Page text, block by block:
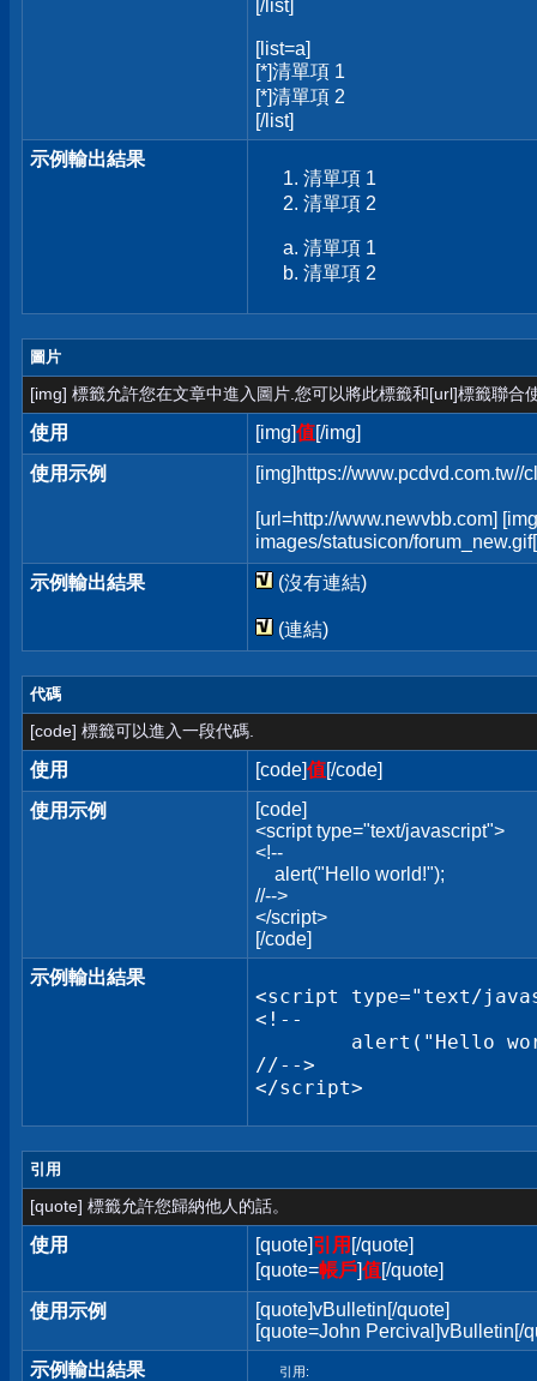
[/list]
[list=a]
[*]清單項 1
[*]清單項 2
[/list]
示例輸出結果
清單項 1
清單項 2
清單項 1
清單項 2
圖片
[img] 標籤允許您在文章中進入圖片.您可以將此標籤和[url]標籤聯合
使用 [img]值[/img]
使用示例
[img]https://www.pcdvd.com.tw//
[url=http://www.newvbb.com]
images/statusicon/
示例輸出結果
(沒有連結)
(連結)
代碼
[code] 標籤可以進入一段代碼.
使用 [code]值[/code]
使用示例
[code]
<script type="text/javascript">
<!--
alert("Hello world!");
//-->
</script>
[/code]
示例輸出結果
<script type="text/
<!--
//-->
</script>
引用
[quote] 標籤允許您歸納他人的話。
使用 [quote]引用 [/quote]
[quote=帳戶]值[/quote]
使用示例
[quote]vBulletin[/quote]
[quote=John Percival]vBulletin[/
示例輸出結果
引用: